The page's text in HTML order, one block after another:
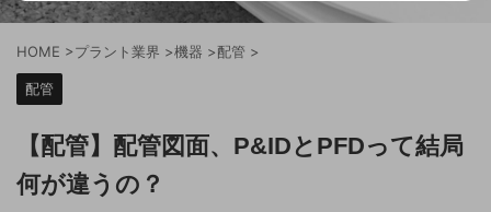
HOME >プラント業界 >機器 >配管 >
配管
【配管】配管図面、P&IDとPFDって結局
何が違うの？